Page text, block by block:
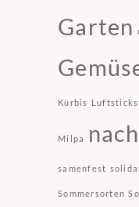
Garten
Kürbis
Milpa
samenfest
Sommersorten